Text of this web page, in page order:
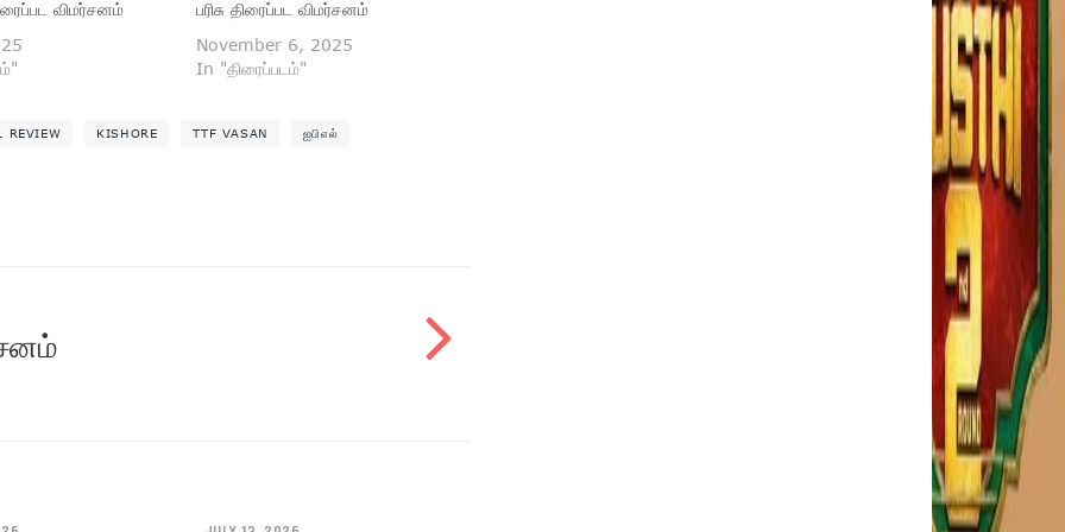
விமர்சனம்
பரிசு திரைப்பட விமர்சனம்
November 6, 2025
In "திரைப்படம்"
REVIEW KISHORE TTF VASAN ஐபிஎல்